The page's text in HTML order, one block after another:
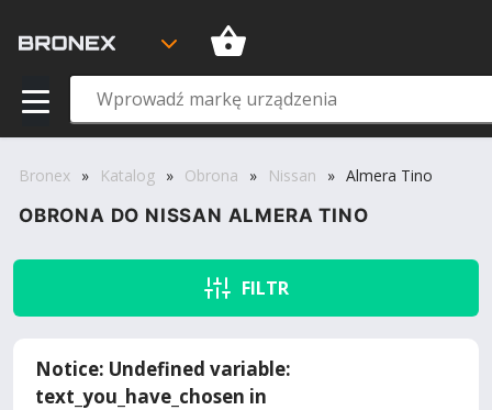
Bronex » Katalog » Obrona » Nissan » Almera Tino
OBRONA DO NISSAN ALMERA TINO
FILTR
Notice: Undefined variable:
text_you_have_chosen in